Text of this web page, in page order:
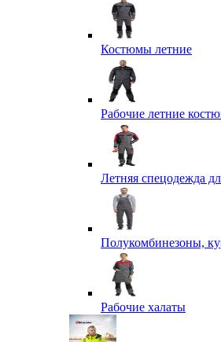
Костюмы летние
Рабочие летние
Летняя спецодежда
Полукомбинезоны,
Рабочие халаты